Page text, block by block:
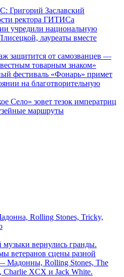
Григорий Заславский
ректора ГИТИСа
учредили национальную
лауреаты вместе
защитится от самозванцев —
товарным знаком»
фестиваль «Фонарь» примет
на благотворительную
Село» зовет тезок императриц
маршруты
Rolling Stones, Tricky,
вернулись гранды.
ветеранов сцены разной
Мадонны, Rolling Stones, The
Charlie XCX и Jack White.